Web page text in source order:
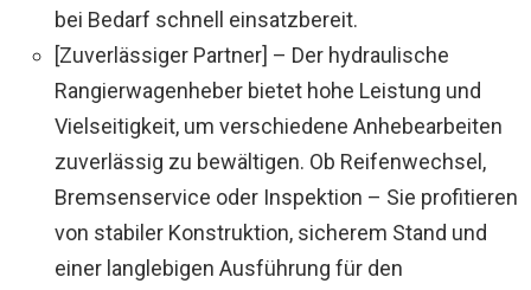
bei Bedarf schnell einsatzbereit.
[Zuverlässiger Partner] – Der hydraulische
Rangierwagenheber bietet hohe Leistung und
Vielseitigkeit, um verschiedene Anhebearbeiten
zuverlässig zu bewältigen. Ob Reifenwechsel,
Bremsenservice oder Inspektion – Sie profitieren
von stabiler Konstruktion, sicherem Stand und
einer langlebigen Ausführung für den